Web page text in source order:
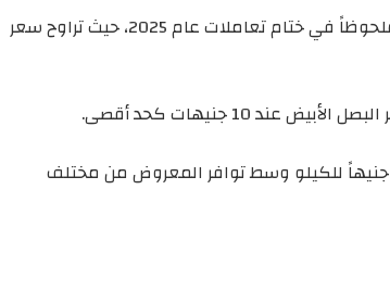
شهدت أسعار الخضروات في سوق العبور استقراراً ملحوظاً في ختام تعاملات عام 2025، حيث تراوح سعر
قائمة الأسعار بتراوحها بين 60 و70 جنيهاً للكيلو وسط توافر المعروض من مختلف